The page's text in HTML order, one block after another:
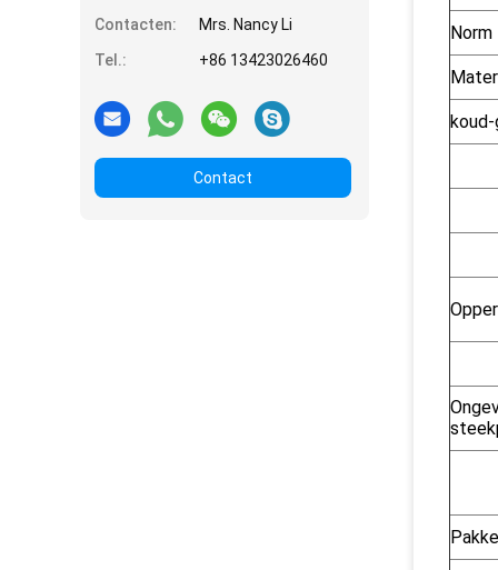
Contacten:
Mrs. Nancy Li
Tel.:
+86 13423026460
Contact
Norm